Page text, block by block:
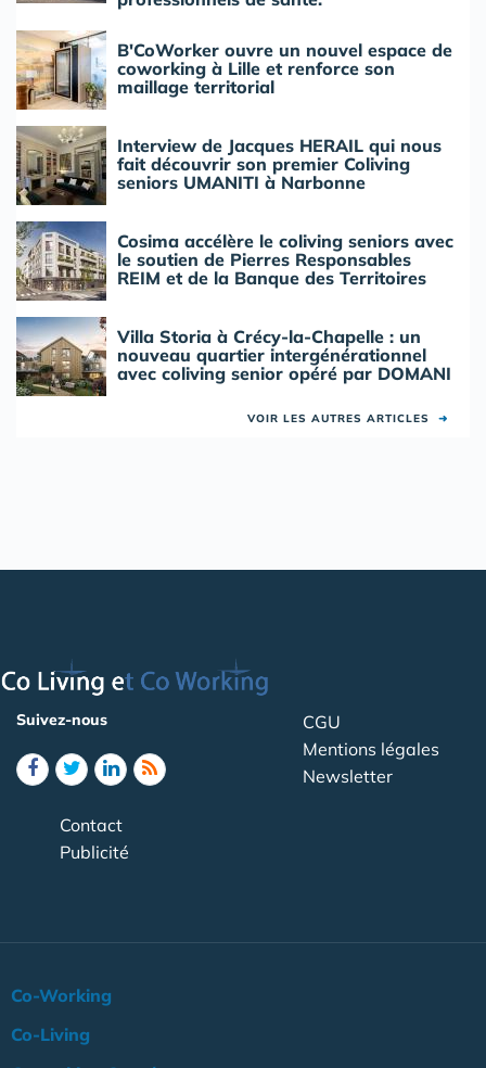
B'CoWorker ouvre un nouvel espace de
coworking à Lille et renforce son
maillage territorial
Interview de Jacques HERAIL qui nous
fait découvrir son premier Coliving
seniors UMANITI à Narbonne
Cosima accélère le coliving seniors avec
le soutien de Pierres Responsables
REIM et de la Banque des Territoires
Villa Storia à Crécy-la-Chapelle : un
nouveau quartier intergénérationnel
avec coliving senior opéré par DOMANI
VOIR LES AUTRES ARTICLES ➜
Suivez-nous
CGU
Mentions légales
Newsletter
Contact
Publicité
Co-Working
Co-Living